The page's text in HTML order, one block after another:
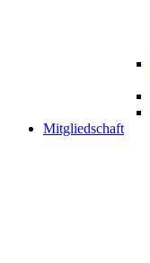
Mitgliedschaft